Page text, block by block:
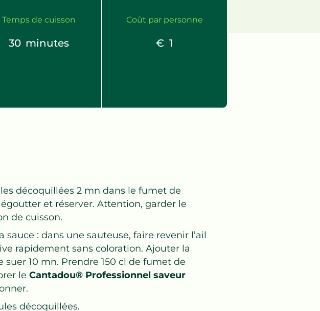
Temps de cuisson
30 minutes
Coût par personne
€ 1
décoquillées 2 mn dans le fumet de
et réserver. Attention, garder le
de cuisson.
sauce : dans une sauteuse, faire revenir l’ail
rapidement sans coloration. Ajouter la
suer 10 mn. Prendre 150 cl de fumet de
le Cantadou® Professionnel saveur
décoquillées.